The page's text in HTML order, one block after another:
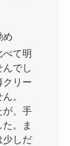
め
て明
でし
クリー
。
が、手
。ま
少しだ